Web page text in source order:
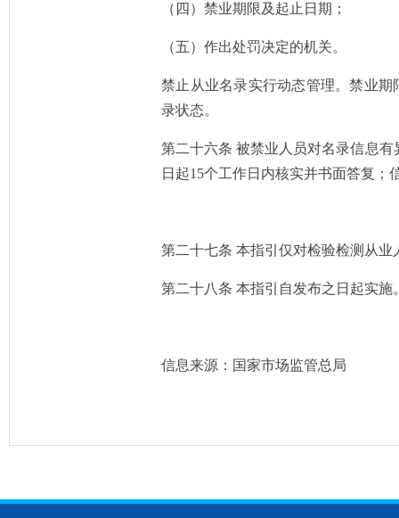
（四）禁业期限及起止日期；
（五）作出处罚决定的机关。
禁止从业名录实行动态管理。禁业
录状态。
第二十六条 被禁业人员对名录信息
日起15个工作日内核实并书面答复；
第二十七条 本指引仅对检验检测从
第二十八条 本指引自发布之日起实施
信息来源：国家市场监管总局